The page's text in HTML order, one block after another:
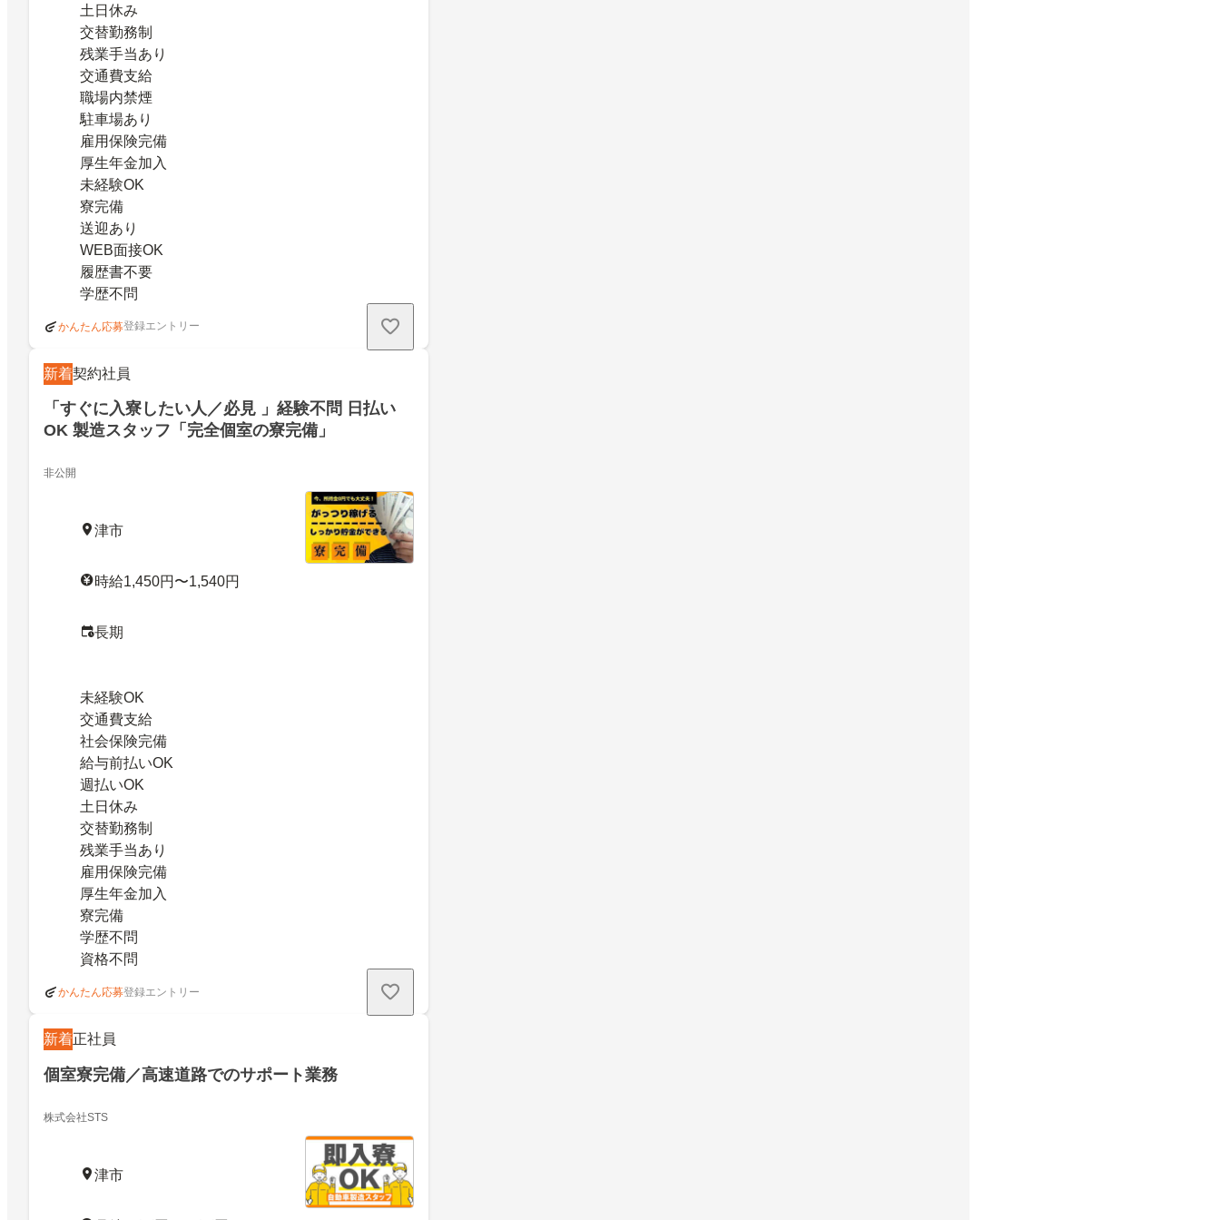
土日休み
交替勤務制
残業手当あり
交通費支給
職場内禁煙
駐車場あり
雇用保険完備
厚生年金加入
未経験OK
寮完備
送迎あり
WEB面接OK
履歴書不要
学歴不問
かんたん応募登録エントリー
新着契約社員
「すぐに入寮したい人／必見 」経験不問 日払い
OK 製造スタッフ「完全個室の寮完備」
非公開
津市
時給1,450円〜1,540円
長期
未経験OK
交通費支給
社会保険完備
給与前払いOK
週払いOK
土日休み
交替勤務制
残業手当あり
雇用保険完備
厚生年金加入
寮完備
学歴不問
資格不問
かんたん応募登録エントリー
新着正社員
個室寮完備／高速道路でのサポート業務
株式会社STS
津市